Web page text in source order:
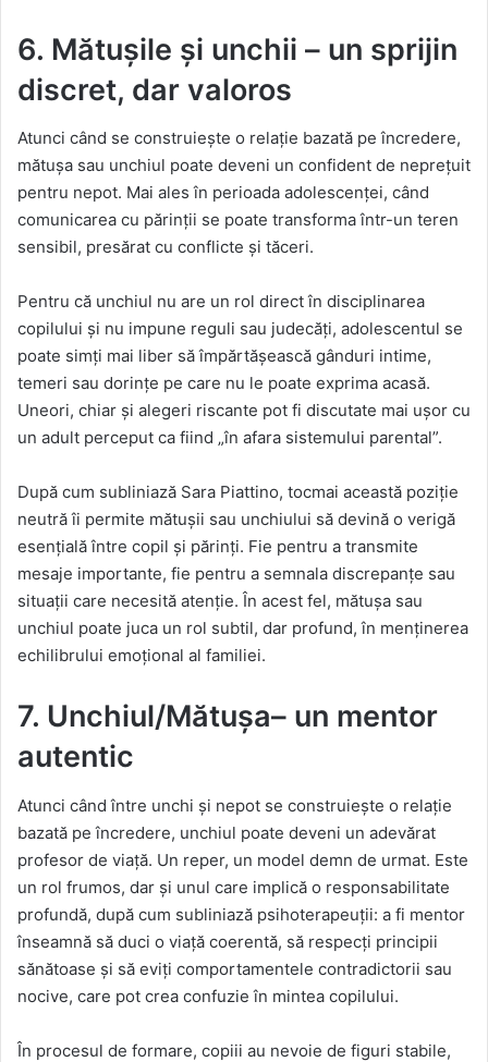
6. Mătușile și unchii – un sprijin
discret, dar valoros
Atunci când se construiește o relație bazată pe încredere,
mătușa sau unchiul poate deveni un confident de neprețuit
pentru nepot. Mai ales în perioada adolescenței, când
comunicarea cu părinții se poate transforma într-un teren
sensibil, presărat cu conflicte și tăceri.
Pentru că unchiul nu are un rol direct în disciplinarea
copilului și nu impune reguli sau judecăți, adolescentul se
poate simți mai liber să împărtășească gânduri intime,
temeri sau dorințe pe care nu le poate exprima acasă.
Uneori, chiar și alegeri riscante pot fi discutate mai ușor cu
un adult perceput ca fiind „în afara sistemului parental”.
După cum subliniază Sara Piattino, tocmai această poziție
neutră îi permite mătușii sau unchiului să devină o verigă
esențială între copil și părinți. Fie pentru a transmite
mesaje importante, fie pentru a semnala discrepanțe sau
situații care necesită atenție. În acest fel, mătușa sau
unchiul poate juca un rol subtil, dar profund, în menținerea
echilibrului emoțional al familiei.
7. Unchiul/Mătușa– un mentor
autentic
Atunci când între unchi și nepot se construiește o relație
bazată pe încredere, unchiul poate deveni un adevărat
profesor de viață. Un reper, un model demn de urmat. Este
un rol frumos, dar și unul care implică o responsabilitate
profundă, după cum subliniază psihoterapeuții: a fi mentor
înseamnă să duci o viață coerentă, să respecți principii
sănătoase și să eviți comportamentele contradictorii sau
nocive, care pot crea confuzie în mintea copilului.
În procesul de formare, copiii au nevoie de figuri stabile,